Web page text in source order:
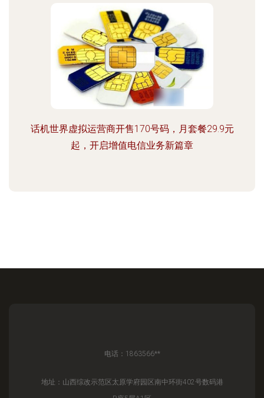
话机世界虚拟运营商开售170号码，月套餐29.9元
起，开启增值电信业务新篇章
电话：1863566**
地址：山西综改示范区太原学府园区南中环街402号数码港